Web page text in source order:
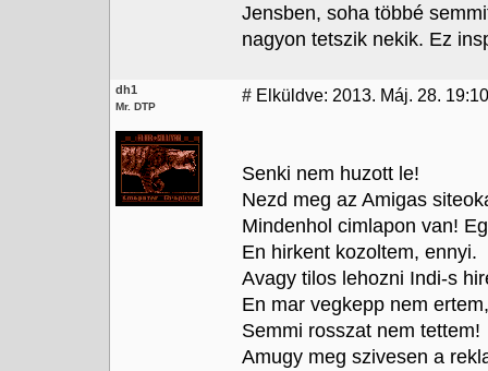
Jensben, soha többé
nagyon tetszik nekik. Ez
dh1
Mr. DTP
# Elküldve: 2013. Máj. 28.
Senki nem huzott le!
Nezd meg az Amigas
Mindenhol cimlapon van!
En hirkent kozoltem, ennyi.
Avagy tilos lehozni Indi-s
En mar vegkepp nem
Semmi rosszat nem tettem!
Amugy meg szivesen a